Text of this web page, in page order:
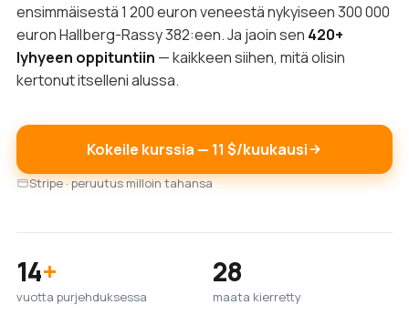
ensimmäisestä 1 200 euron veneestä nykyiseen 300 000
euron Hallberg-Rassy 382:een. Ja jaoin sen 420+
lyhyeen oppituntiin — kaikkeen siihen, mitä olisin
kertonut itselleni alussa.
Kokeile kurssia — 11 $/kuukausi
Stripe · peruutus milloin tahansa
14+
vuotta purjehduksessa
28
maata kierretty